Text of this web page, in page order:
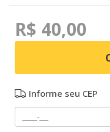
R$ 40,00
Informe seu CEP